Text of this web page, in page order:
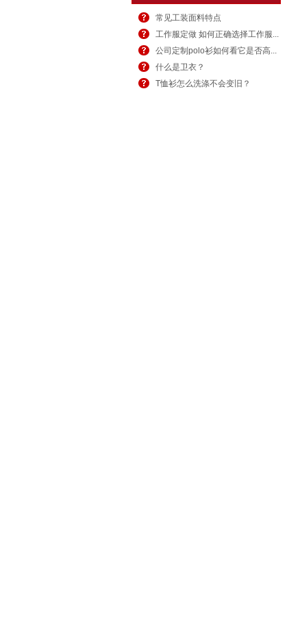
常见工装面料特点
工作服定做 如何正确选择工作服...
公司定制polo衫如何看它是否高...
什么是卫衣？
T恤衫怎么洗涤不会变旧？